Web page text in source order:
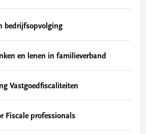
bedrijfsopvolging
en lenen in familieverband
Vastgoedfiscaliteiten
Fiscale professionals